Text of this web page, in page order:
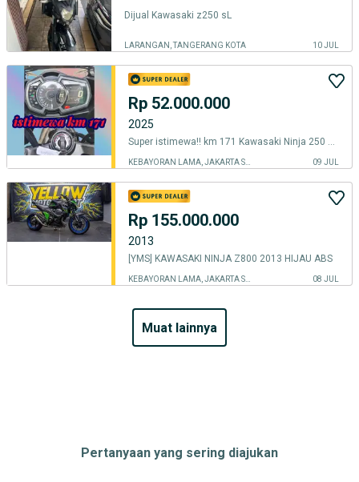
Dijual Kawasaki z250 sL
LARANGAN, TANGERANG KOTA 10 JUL
Rp 52.000.000
2025
Super istimewa‼️ km 171 Kawasaki Ninja 250 2024 (KTP daerah bs kredit)
09 JUL
Rp 155.000.000
2013
[YMS] KAWASAKI NINJA Z800 2013 HIJAU ABS
08 JUL
muat lainnya
Pertanyaan yang sering diajukan